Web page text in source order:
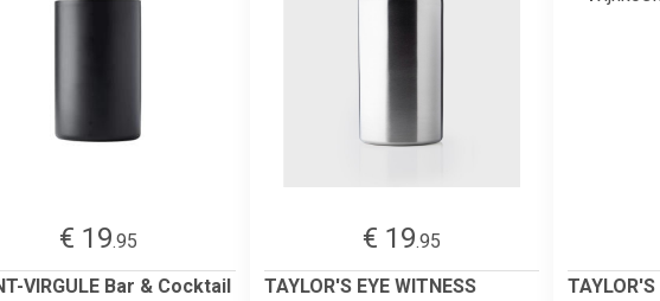
€ 19.95
VIRGULE Bar & Cocktail
€ 19.95
TAYLOR'S EYE WITNESS
TAYLOR'S